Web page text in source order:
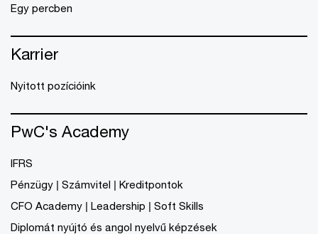
Egy percben
Karrier
Nyitott pozícióink
PwC's Academy
IFRS
Pénzügy | Számvitel | Kreditpontok
CFO Academy | Leadership | Soft Skills
Diplomát nyújtó és angol nyelvű képzések